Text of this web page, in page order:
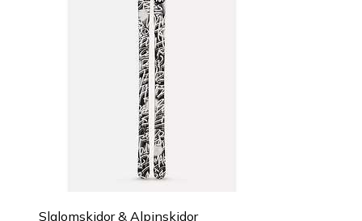
Slalomskidor & Alpinskidor